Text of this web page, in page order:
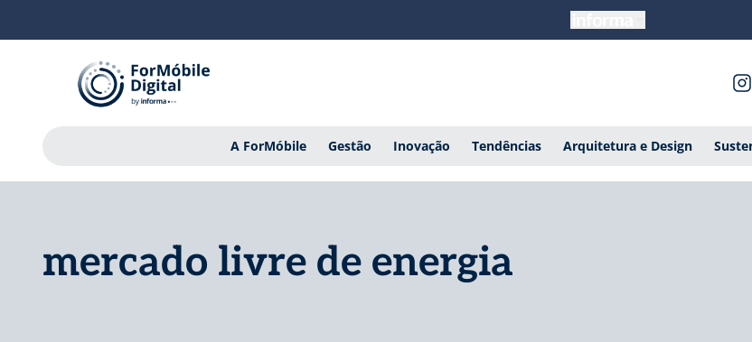
A ForMóbile Gestão Inovação Tendências Arquitetura e Design
mercado livre de energia